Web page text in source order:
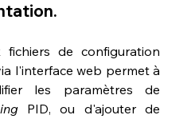
fichiers de configuration
l'interface web permet à
les paramètres de
PID, ou d'ajouter de